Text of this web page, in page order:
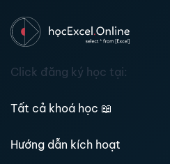
Click đăng ký học tại:
Tất cả khoá học 📖
Hướng dẫn kích hoạt